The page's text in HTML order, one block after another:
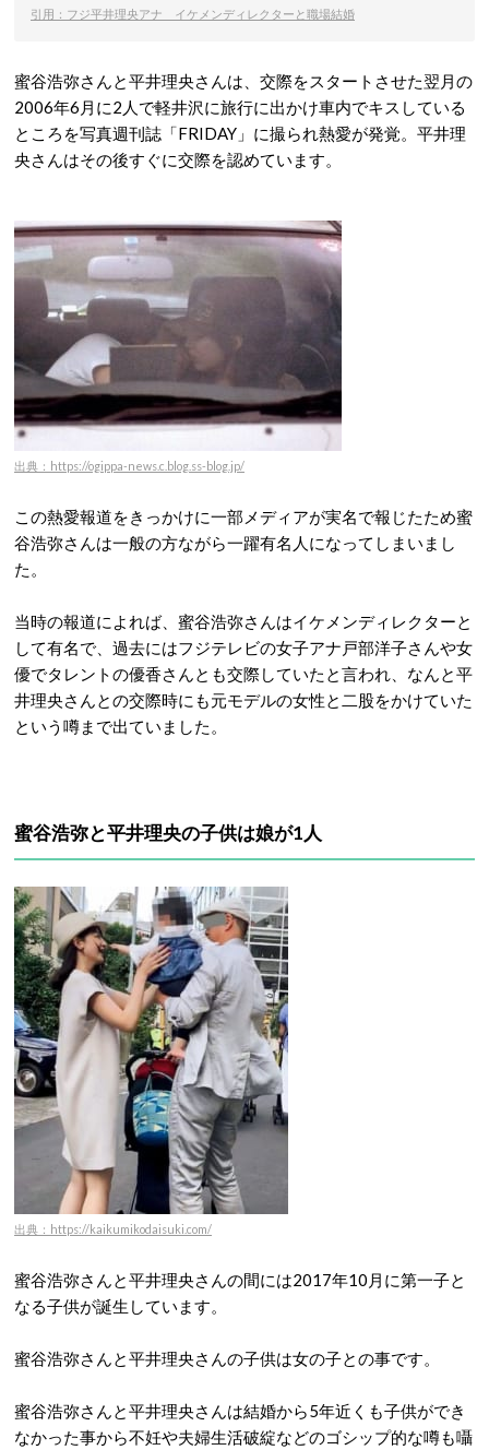
引用：フジ平井理央アナ イケメンディレクターと職場結婚
蜜谷浩弥さんと平井理央さんは、交際をスタートさせた翌月の
2006年6月に2人で軽井沢に旅行に出かけ車内でキスしている
ところを写真週刊誌「FRIDAY」に撮られ熱愛が発覚。平井理
央さんはその後すぐに交際を認めています。
出典：https://ogippa-news.c.blog.ss-blog.jp/
この熱愛報道をきっかけに一部メディアが実名で報じたため蜜
谷浩弥さんは一般の方ながら一躍有名人になってしまいまし
た。
当時の報道によれば、蜜谷浩弥さんはイケメンディレクターと
して有名で、過去にはフジテレビの女子アナ戸部洋子さんや女
優でタレントの優香さんとも交際していたと言われ、なんと平
井理央さんとの交際時にも元モデルの女性と二股をかけていた
という噂まで出ていました。
蜜谷浩弥と平井理央の子供は娘が1人
出典：https://kaikumikodaisuki.com/
蜜谷浩弥さんと平井理央さんの間には2017年10月に第一子と
なる子供が誕生しています。
蜜谷浩弥さんと平井理央さんの子供は女の子との事です。
蜜谷浩弥さんと平井理央さんは結婚から5年近くも子供ができ
なかった事から不妊や夫婦生活破綻などのゴシップ的な噂も囁